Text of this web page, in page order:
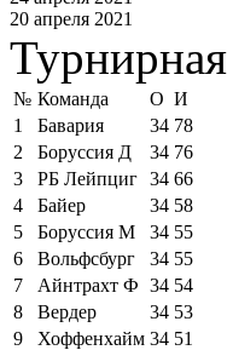
20 апреля 2021
№ Команда О И
1
Бавария 34 78
2
Боруссия Д 34 76
3
РБ Лейпциг 34 66
4
Байер 34 58
5
Боруссия М 34 55
6
Вольфсбург 34 55
7
Айнтрахт Ф 34 54
8
Вердер 34 53
9
Хоффенхайм 34 51